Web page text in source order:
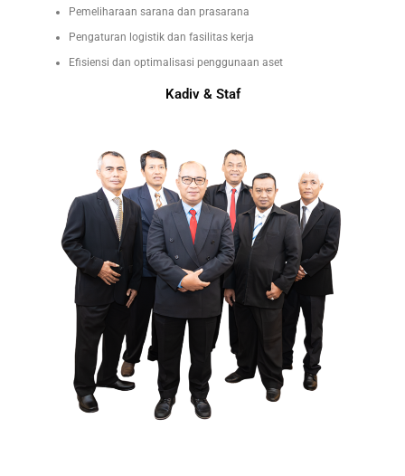
Pemeliharaan sarana dan prasarana
Pengaturan logistik dan fasilitas kerja
Efisiensi dan optimalisasi penggunaan aset
Kadiv & Staf